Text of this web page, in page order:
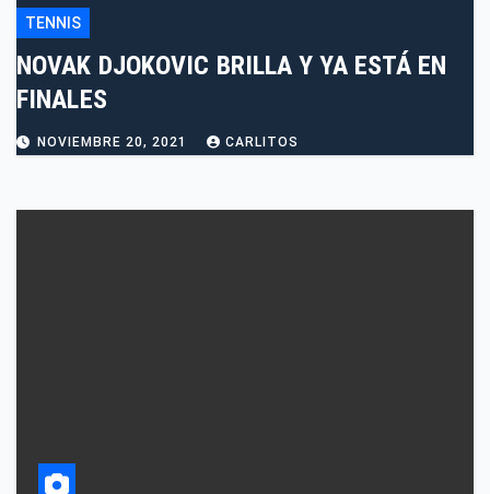
TENNIS
NOVAK DJOKOVIC BRILLA Y YA ESTÁ EN
FINALES
NOVIEMBRE 20, 2021 CARLITOS